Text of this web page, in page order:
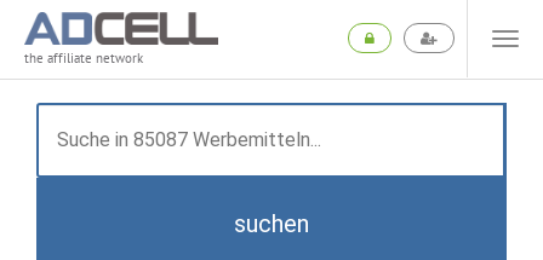
the affiliate network
suchen